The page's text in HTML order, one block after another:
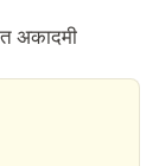
अकादमी